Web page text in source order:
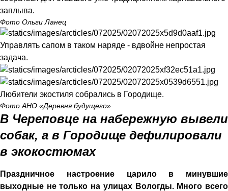
заплыва.
Фото Ольги Ланец
Управлять сапом в таком наряде - вдвойне непростая
задача.
Любители экостиля собрались в Городище.
Фото АНО «Деревня будущего»
В Череповце на набережную вывели
собак, а в Городище дефилировали
в экокостюмах
Праздничное настроение царило в минувшие
выходные не только на улицах Вологды. Много всего